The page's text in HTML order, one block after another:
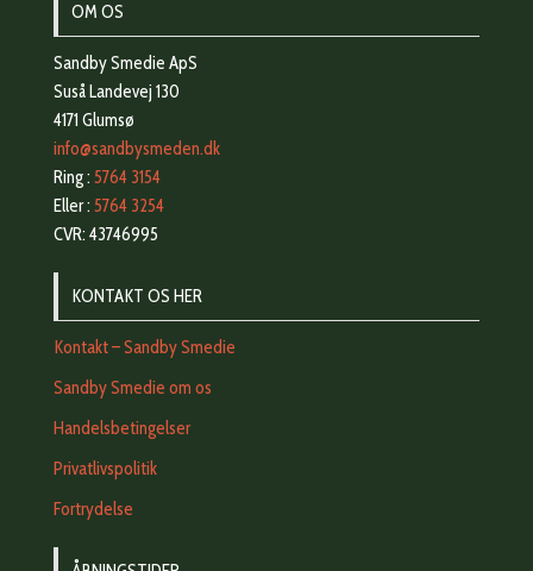
OM OS
Sandby Smedie ApS
Suså Landevej 130
4171 Glumsø
info@sandbysmeden.dk
Ring : 5764 3154
Eller : 5764 3254
CVR: 43746995
KONTAKT OS HER
Kontakt – Sandby Smedie
Sandby Smedie om os
Handelsbetingelser
Privatlivspolitik
Fortrydelse